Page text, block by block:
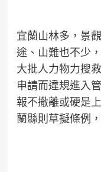
宜蘭山林多，景
途、山難也不少
大批人力物力搜
申請而違規進入
報不撤離或硬是
蘭縣則草擬條例